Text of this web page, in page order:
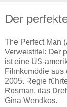
Der
The Perfect Man
Verweistitel: Der
ist eine US-
Filmkomödie aus
2005. Regie
Rosman, das
Gina Wendkos.